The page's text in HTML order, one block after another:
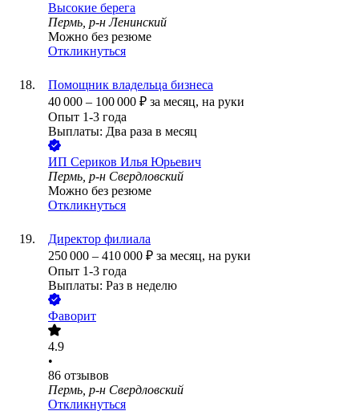
Высокие берега
Пермь, р-н Ленинский
Можно без резюме
Откликнуться
Помощник владельца бизнеса
40 000 – 100 000 ₽ за месяц, на руки
Опыт 1-3 года
Выплаты: Два раза в месяц
ИП Сериков Илья Юрьевич
Пермь, р-н Свердловский
Можно без резюме
Откликнуться
Директор филиала
250 000 – 410 000 ₽ за месяц, на руки
Опыт 1-3 года
Выплаты: Раз в неделю
Фаворит
4.9
•
86 отзывов
Пермь, р-н Свердловский
Откликнуться